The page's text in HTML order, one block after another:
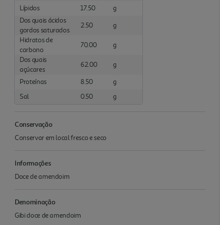
Lípidos
17.50
g
Dos quais ácidos
gordos saturados
2.50
g
Hidratos de
carbono
70.00
g
Dos quais
açúcares
62.00 g
Proteínas 8.50
g
Sal
0.50 g
Conservação
Conservar em local fresco e seco
Informações
Doce de amendoim
Denominação
Gibi doce de amendoim